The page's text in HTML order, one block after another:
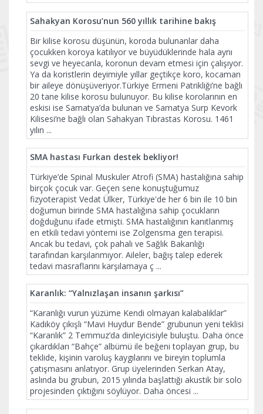
Sahakyan Korosu’nun 560 yıllık tarihine bakış
Bir kilise korosu düşünün, koroda bulunanlar daha
çocukken koroya katılıyor ve büyüdüklerinde hala aynı
sevgi ve heyecanla, koronun devam etmesi için çalışıyor.
Ya da koristlerin deyimiyle yıllar geçtikçe koro, kocaman
bir aileye dönüşüveriyor.Türkiye Ermeni Patrikliği’ne bağlı
20 tane kilise korosu bulunuyor. Bu kilise korolarının en
eskisi ise Samatya’da bulunan ve Samatya Surp Kevork
Kilisesi’ne bağlı olan Sahakyan Tıbrastas Korosu. 1461
yılın ...
SMA hastası Furkan destek bekliyor!
Türkiye’de Spinal Muskuler Atrofi (SMA) hastalığına sahip
birçok çocuk var. Geçen sene konuştuğumuz
fizyoterapist Vedat Ülker, Türkiye'de her 6 bin ile 10 bin
doğumun birinde SMA hastalığına sahip çocukların
doğduğunu ifade etmişti. SMA hastalığının kanıtlanmış
en etkili tedavi yöntemi ise Zolgensma gen terapisi.
Ancak bu tedavi, çok pahalı ve Sağlık Bakanlığı
tarafından karşılanmıyor. Aileler, bağış talep ederek
tedavi masraflarını karşılamaya ç ...
Karanlık: “Yalnızlaşan insanın şarkısı”
“Karanlığı vurun yüzüme Kendi olmayan kalabalıklar”
Kadıköy çıkışlı “Mavi Huydur Bende” grubunun yeni teklisi
“Karanlık” 2 Temmuz’da dinleyicisiyle buluştu. Daha önce
çıkardıkları “Bahçe” albümü ile beğeni toplayan grup, bu
teklide, kişinin varoluş kaygılarını ve bireyin toplumla
çatışmasını anlatıyor. Grup üyelerinden Serkan Atay,
aslında bu grubun, 2015 yılında başlattığı akustik bir solo
projesinden çıktığını söylüyor. Daha öncesi ...